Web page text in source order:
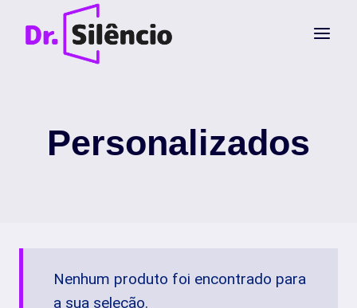
Personalizados
Nenhum produto foi encontrado para
a sua seleção.